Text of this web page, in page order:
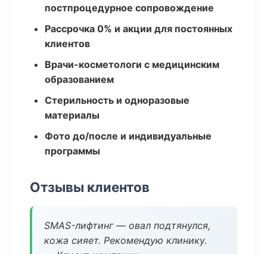
постпроцедурное сопровождение
Рассрочка 0% и акции для постоянных
клиентов
Врачи-косметологи с медицинским
образованием
Стерильность и одноразовые
материалы
Фото до/после и индивидуальные
программы
Отзывы клиентов
SMAS-лифтинг — овал подтянулся,
кожа сияет. Рекомендую клинику.